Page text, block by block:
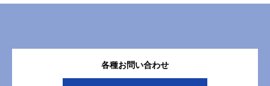
各種お問い合わせ